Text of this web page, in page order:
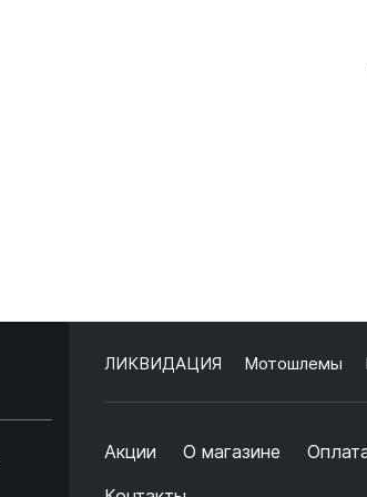
ЛИКВИДАЦИЯ Мотошлемы
Акции О магазине